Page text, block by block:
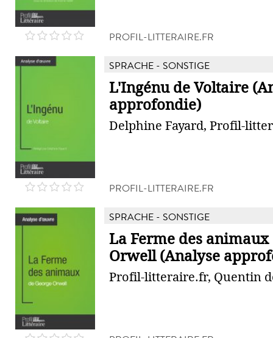
PROFIL-LITTERAIRE.FR
SPRACHE - SONSTIGE
L'Ingénu de Voltaire
approfondie)
Delphine Fayard, Profil-
PROFIL-LITTERAIRE.FR
SPRACHE - SONSTIGE
La Ferme des animaux
Orwell (Analyse
Profil-litteraire.fr, Quentin